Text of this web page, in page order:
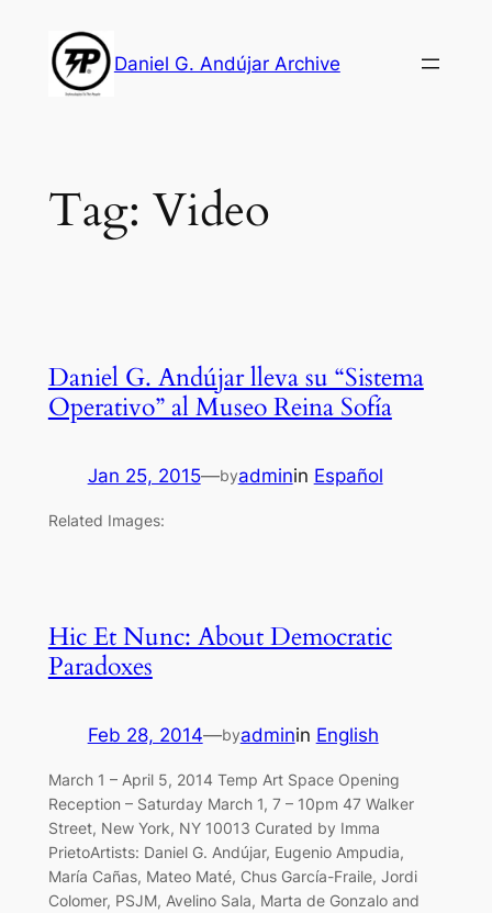
content
Daniel G. Andújar Archive
Tag: Video
Daniel G. Andújar lleva su “Sistema
Operativo” al Museo Reina Sofía
Jan 25, 2015—byadminin Español
Related Images:
Hic Et Nunc: About Democratic
Paradoxes
Feb 28, 2014—byadminin English
March 1 – April 5, 2014 Temp Art Space Opening
Reception – Saturday March 1, 7 – 10pm 47 Walker
Street, New York, NY 10013 Curated by Imma
PrietoArtists: Daniel G. Andújar, Eugenio Ampudia,
María Cañas, Mateo Maté, Chus García-Fraile, Jordi
Colomer, PSJM, Avelino Sala, Marta de Gonzalo and